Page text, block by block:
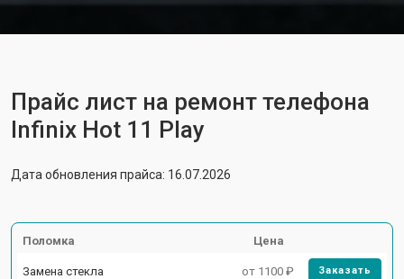
Прайс лист на ремонт телефона
Infinix Hot 11 Play
Дата обновления прайса: 16.07.2026
Поломка Цена
Замена стекла от 1100 ₽ Заказать